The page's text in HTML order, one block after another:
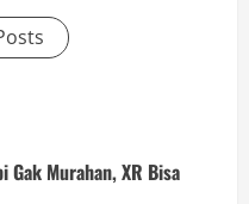
Gak Murahan, XR Bisa